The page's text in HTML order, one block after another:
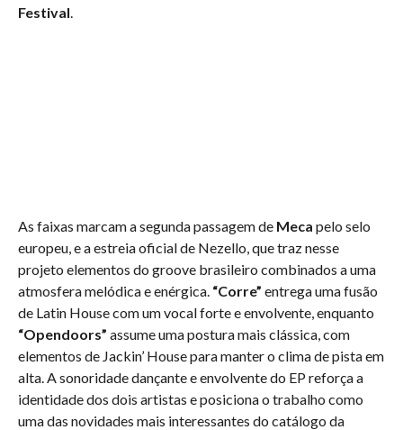
Festival.
As faixas marcam a segunda passagem de Meca pelo selo
europeu, e a estreia oficial de Nezello, que traz nesse
projeto elementos do groove brasileiro combinados a uma
atmosfera melódica e enérgica. “Corre” entrega uma fusão
de Latin House com um vocal forte e envolvente, enquanto
“Opendoors” assume uma postura mais clássica, com
elementos de Jackin’ House para manter o clima de pista em
alta. A sonoridade dançante e envolvente do EP reforça a
identidade dos dois artistas e posiciona o trabalho como
uma das novidades mais interessantes do catálogo da